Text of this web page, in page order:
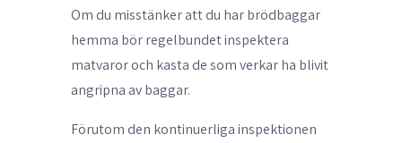
Om du misstänker att du har brödbaggar
hemma bör regelbundet inspektera
matvaror och kasta de som verkar ha blivit
angripna av baggar.
Förutom den kontinuerliga inspektionen